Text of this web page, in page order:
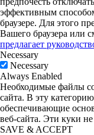
эффективным
браузере. Для этого
Вашего браузера или
предлагает
Necessary
Necessary
Always Enabled
Необходимые файлы
сайта. В эту
обеспечивающие
веб-сайта. Эти куки
SAVE & ACCEPT